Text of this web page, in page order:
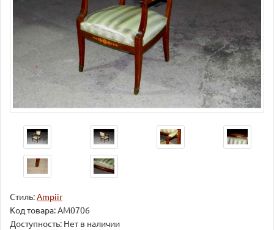
Стиль:Ampiir
Код товара:AM0706
Доступность: Нет в наличии